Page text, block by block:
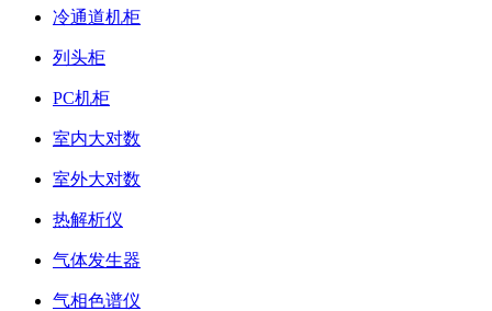
冷通道机柜
列头柜
PC机柜
室内大对数
室外大对数
热解析仪
气体发生器
气相色谱仪